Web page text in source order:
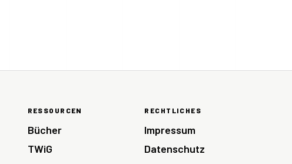
RESSOURCEN
Bücher
TWiG
RECHTLICHES
Impressum
Datenschutz